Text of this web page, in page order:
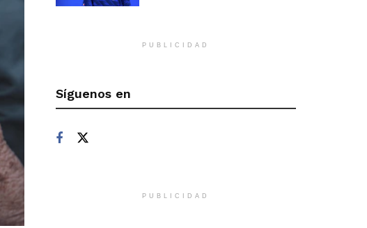
PUBLICIDAD
Síguenos en
PUBLICIDAD